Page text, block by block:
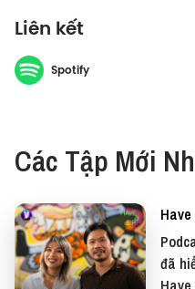
hàng nghìn khán giả.
Trong tập này, Have A
trước ống kính, những
hành trình tạo dấu ấn
#HaveASip #Vietcetera
#HAS238 #NowisYours
#HUAWEIMatePad
Liên kết
Spotify
Các Tập Mới
Have
đã